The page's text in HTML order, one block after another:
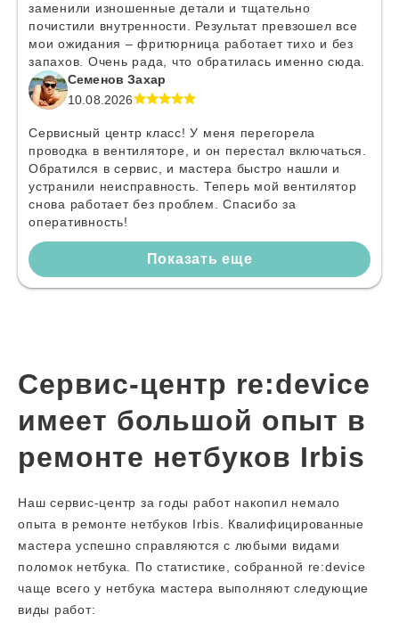
заменили изношенные детали и тщательно
почистили внутренности. Результат превзошел все
мои ожидания – фритюрница работает тихо и без
запахов. Очень рада, что обратилась именно сюда.
Семенов Захар
10.08.2026
Сервисный центр класс! У меня перегорела
проводка в вентиляторе, и он перестал включаться.
Обратился в сервис, и мастера быстро нашли и
устранили неисправность. Теперь мой вентилятор
снова работает без проблем. Спасибо за
оперативность!
Показать еще
Сервис-центр re:device
имеет большой опыт в
ремонте нетбуков Irbis
Наш сервис-центр за годы работ накопил немало
опыта в ремонте нетбуков Irbis. Квалифицированные
мастера успешно справляются с любыми видами
поломок нетбука. По статистике, собранной re:device
чаще всего у нетбука мастера выполняют следующие
виды работ: